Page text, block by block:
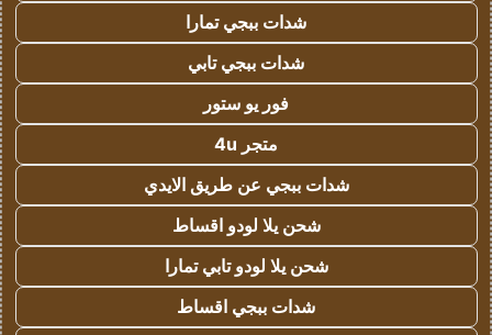
شدات ببجي تمارا
شدات ببجي تابي
فور يو ستور
متجر 4u
شدات ببجي عن طريق الايدي
شحن يلا لودو اقساط
شحن يلا لودو تابي تمارا
شدات ببجي اقساط